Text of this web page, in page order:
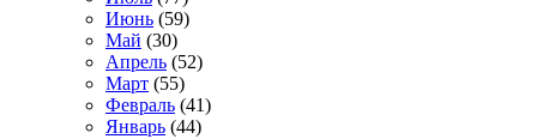
Июнь (59)
Май (30)
Апрель (52)
Март (55)
Февраль (41)
Январь (44)